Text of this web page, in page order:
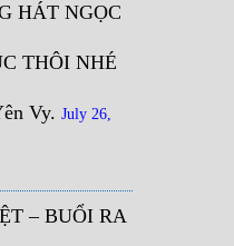
HÁT NGỌC
THÔI NHÉ
Vy. July 26,
– BUỔI RA